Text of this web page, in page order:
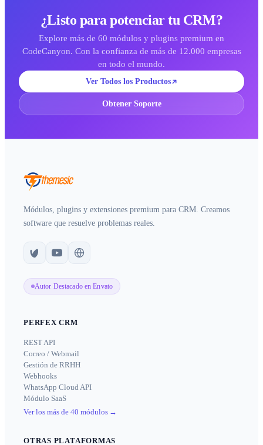
¿Listo para potenciar tu CRM?
Explore más de 60 módulos y plugins premium en
CodeCanyon. Con la confianza de más de 12.000 empresas
en todo el mundo.
Ver Todos los Productos
Obtener Soporte
Módulos, plugins y extensiones premium para CRM. Creamos
software que resuelve problemas reales.
Autor Destacado en Envato
PERFEX CRM
REST API
Correo / Webmail
Gestión de RRHH
Webhooks
WhatsApp Cloud API
Módulo SaaS
Ver los más de 40 módulos →
OTRAS PLATAFORMAS